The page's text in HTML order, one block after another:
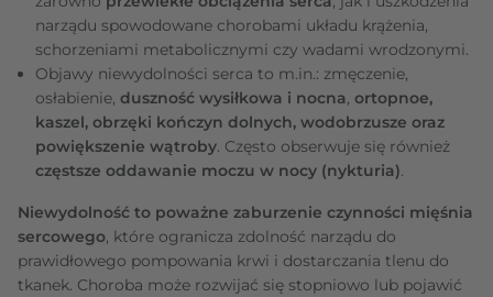
narządu spowodowane chorobami układu krążenia,
schorzeniami metabolicznymi czy wadami wrodzonymi.
Objawy niewydolności serca to m.in.: zmęczenie,
osłabienie, duszność wysiłkowa i nocna, ortopnoe,
kaszel, obrzęki kończyn dolnych, wodobrzusze oraz
powiększenie wątroby. Często obserwuje się również
częstsze oddawanie moczu w nocy (nykturia).
Niewydolność to poważne zaburzenie czynności mięśnia
sercowego, które ogranicza zdolność narządu do
prawidłowego pompowania krwi i dostarczania tlenu do
tkanek. Choroba może rozwijać się stopniowo lub pojawić